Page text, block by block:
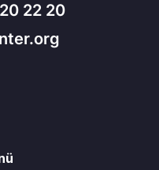
22 20